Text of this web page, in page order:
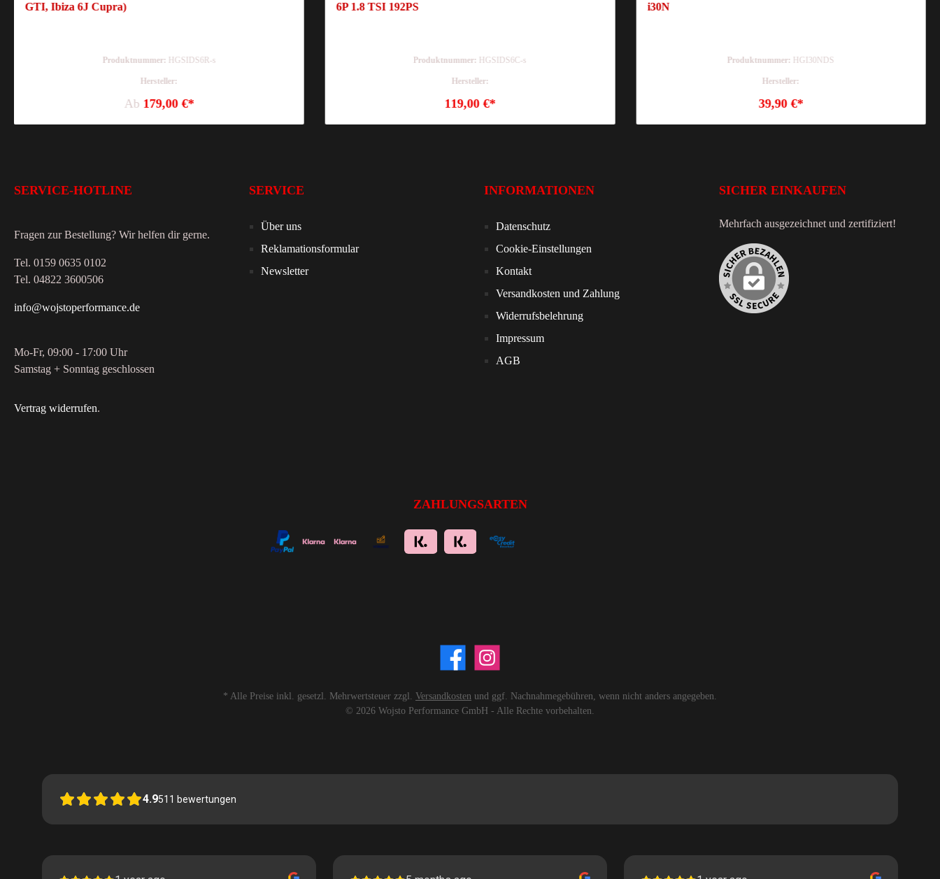
GTI, Ibiza 6J Cupra)
Produktnummer: HGSIDS6R-s
Hersteller:
Ab 179,00 €*
6P 1.8 TSI 192PS
Produktnummer: HGSIDS6C-s
Hersteller:
119,00 €*
i30N
Produktnummer: HGI30NDS
Hersteller:
39,90 €*
SERVICE-HOTLINE
Fragen zur Bestellung? Wir helfen dir gerne.
Tel. 0159 0635 0102
Tel. 04822 3600506
info@wojstoperformance.de
Mo-Fr, 09:00 - 17:00 Uhr
Samstag + Sonntag geschlossen
Vertrag widerrufen.
SERVICE
Über uns
Reklamationsformular
Newsletter
INFORMATIONEN
Datenschutz
Cookie-Einstellungen
Kontakt
Versandkosten und Zahlung
Widerrufsbelehrung
Impressum
AGB
SICHER EINKAUFEN
Mehrfach ausgezeichnet und zertifiziert!
ZAHLUNGSARTEN
* Alle Preise inkl. gesetzl. Mehrwertsteuer zzgl. Versandkosten und ggf. Nachnahmegebühren, wenn nicht anders angegeben.
© 2026 Wojsto Performance GmbH - Alle Rechte vorbehalten.
4.9511 bewertungen